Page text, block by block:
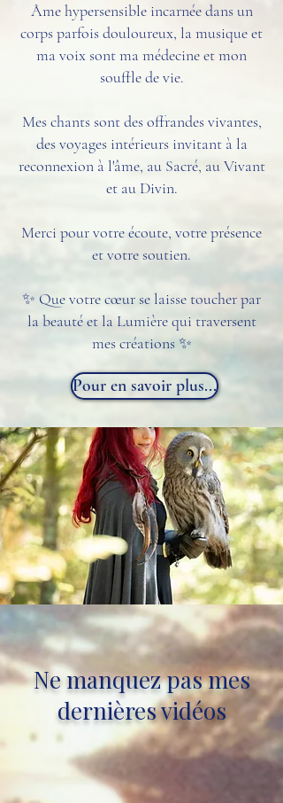
Âme hypersensible incarnée dans un
corps parfois douloureux, la musique et
ma voix sont ma médecine et mon
souffle de vie.
Mes chants sont des offrandes vivantes,
des voyages intérieurs invitant à la
reconnexion à l'âme, au Sacré, au Vivant
et au Divin.
Merci pour votre écoute, votre présence
et votre soutien.
✨ Que votre cœur se laisse toucher par
la beauté et la Lumière qui traversent
mes créations ✨
Pour en savoir plus...
Ne manquez pas mes
dernières vidéos